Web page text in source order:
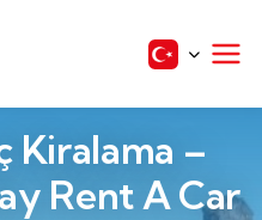
Kiralama –
Rent A Car